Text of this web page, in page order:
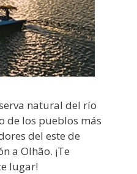
natural del río
de los pueblos más
del este de
a Olhão. ¡Te
lugar!